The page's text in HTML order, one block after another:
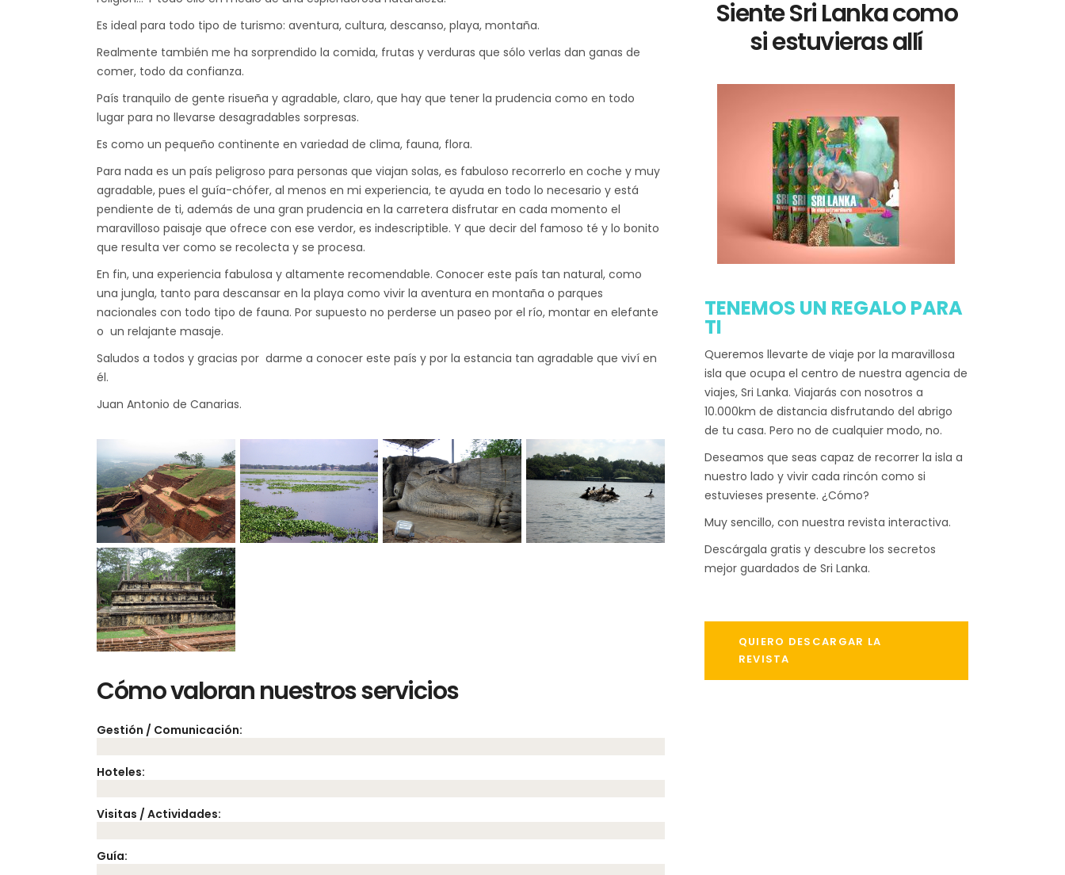
Es ideal para todo tipo de turismo: aventura, cultura, descanso, playa, montaña.
Realmente también me ha sorprendido la comida, frutas y verduras que sólo verlas dan ganas de
comer, todo da confianza.
País tranquilo de gente risueña y agradable, claro, que hay que tener la prudencia como en todo
lugar para no llevarse desagradables sorpresas.
Es como un pequeño continente en variedad de clima, fauna, flora.
Para nada es un país peligroso para personas que viajan solas, es fabuloso recorrerlo en coche y muy
agradable, pues el guía-chófer, al menos en mi experiencia, te ayuda en todo lo necesario y está
pendiente de ti, además de una gran prudencia en la carretera disfrutar en cada momento el
maravilloso paisaje que ofrece con ese verdor, es indescriptible. Y que decir del famoso té y lo bonito
que resulta ver como se recolecta y se procesa.
En fin, una experiencia fabulosa y altamente recomendable. Conocer este país tan natural, como
una jungla, tanto para descansar en la playa como vivir la aventura en montaña o parques
nacionales con todo tipo de fauna. Por supuesto no perderse un paseo por el río, montar en elefante
o un relajante masaje.
Saludos a todos y gracias por darme a conocer este país y por la estancia tan agradable que viví en
él.
Juan Antonio de Canarias.
Cómo valoran nuestros servicios
Gestión / Comunicación:
Hoteles:
Visitas / Actividades:
Guía:
Siente Sri Lanka como
si estuvieras allí
TENEMOS UN REGALO PARA
TI
Queremos llevarte de viaje por la maravillosa
isla que ocupa el centro de nuestra agencia de
viajes, Sri Lanka. Viajarás con nosotros a
10.000km de distancia disfrutando del abrigo
de tu casa. Pero no de cualquier modo, no.
Deseamos que seas capaz de recorrer la isla a
nuestro lado y vivir cada rincón como si
estuvieses presente. ¿Cómo?
Muy sencillo, con nuestra revista interactiva.
Descárgala gratis y descubre los secretos
mejor guardados de Sri Lanka.
QUIERO DESCARGAR LA
REVISTA